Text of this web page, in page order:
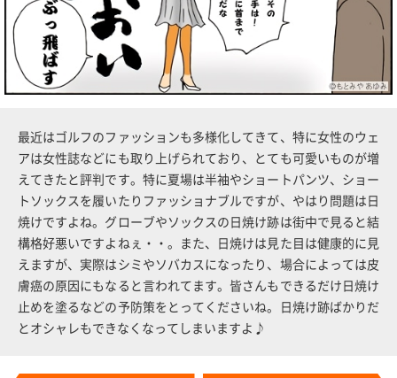
最近はゴルフのファッションも多様化してきて、特に女性のウェ
アは女性誌などにも取り上げられており、とても可愛いものが増
えてきたと評判です。特に夏場は半袖やショートパンツ、ショー
トソックスを履いたりファッショナブルですが、やはり問題は日
焼けですよね。グローブやソックスの日焼け跡は街中で見ると結
構格好悪いですよねぇ・・。また、日焼けは見た目は健康的に見
えますが、実際はシミやソバカスになったり、場合によっては皮
膚癌の原因にもなると言われてます。皆さんもできるだけ日焼け
止めを塗るなどの予防策をとってくださいね。日焼け跡ばかりだ
とオシャレもできなくなってしまいますよ♪